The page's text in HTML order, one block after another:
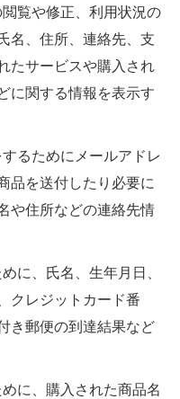
覧や修正、利用状況の
名、住所、連絡先、支
たサービスや購入され
に関する情報を表示す
るためにメールアドレ
品を送付したり必要に
や住所などの連絡先情
に、氏名、生年月日、
クレジットカード番
き郵便の到達結果など
に、購入された商品名